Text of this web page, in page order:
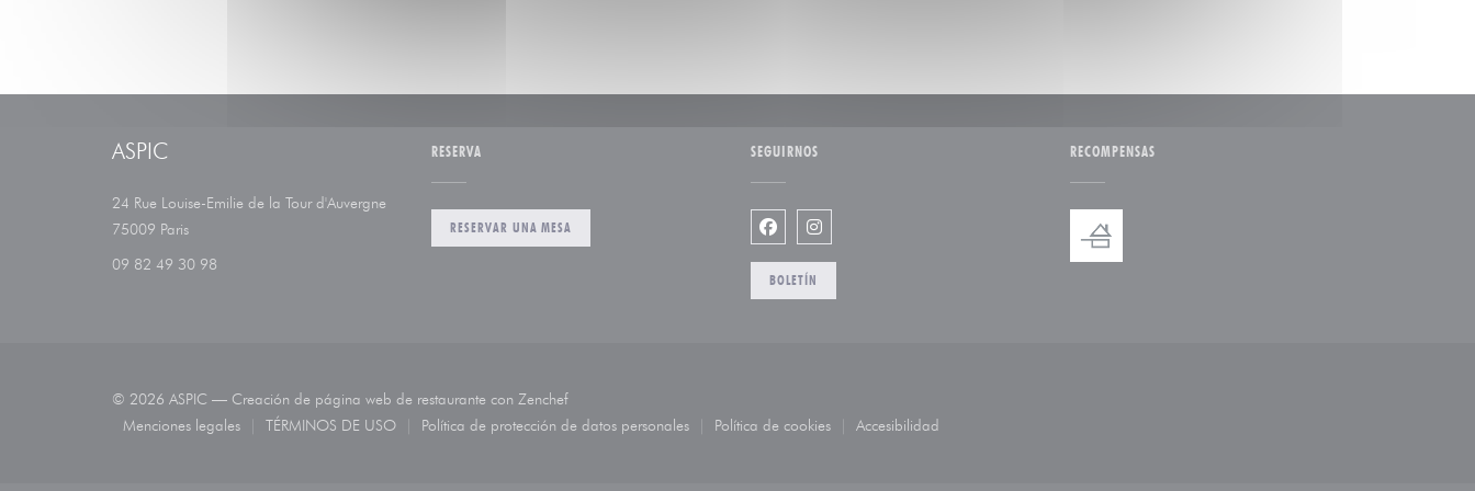
ASPIC
24 Rue Louise-Emilie de la Tour d'Auvergne
75009 Paris((abre en una nueva ventana))
09 82 49 30 98
RESERVA
RESERVAR UNA MESA
SEGUIRNOS
Facebook ((abre en una nueva ventana))
Instagram ((abre en una nueva ventana))
BOLETÍN
RECOMPENSAS
© 2026 ASPIC — Creación de página web de restaurante con Zenchef((abre en una nueva ventana))
Menciones legales
((abre en una nueva ventana))
TÉRMINOS DE USO
((abre en una nueva ventana))
Política de protección de datos personales
((abre en una nueva ventana))
Política de cookies Accesibilidad